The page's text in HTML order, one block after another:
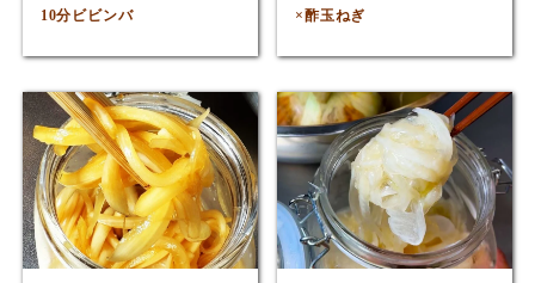
10分ビビンバ
×酢玉ねぎ